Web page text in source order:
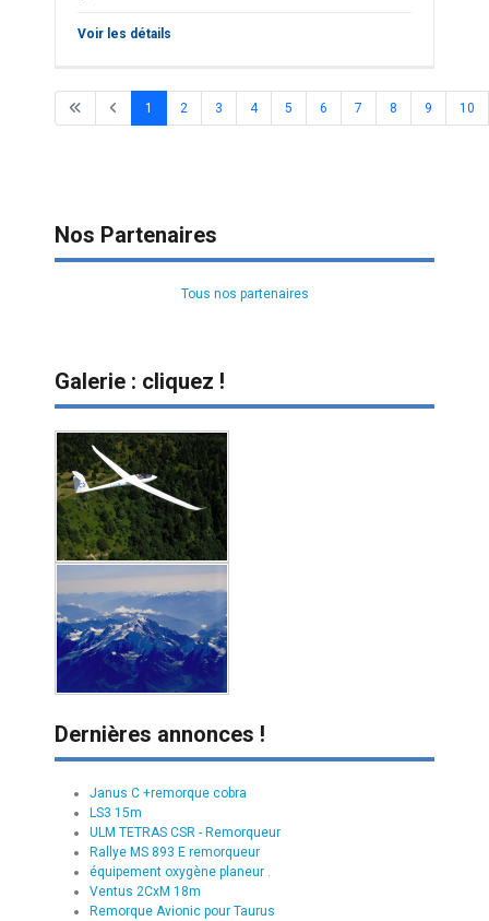
Voir les détails
1 2 3 4 5 6 7 8 9 10
Nos Partenaires
Tous nos partenaires
Galerie : cliquez !
Dernières annonces !
Janus C +remorque cobra
LS3 15m
ULM TETRAS CSR - Remorqueur
Rallye MS 893 E remorqueur
équipement oxygène planeur .
Ventus 2CxM 18m
Remorque Avionic pour Taurus